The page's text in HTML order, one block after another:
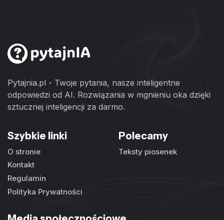
Pytajnia.pl - Twoje pytania, nasze inteligentne
odpowiedzi od AI. Rozwiązania w mgnieniu oka dzięki
sztucznej inteligencji za darmo.
Szybkie linki
O stronie
Kontakt
Regulamin
Polityka Prywatności
Polecamy
Teksty piosenek